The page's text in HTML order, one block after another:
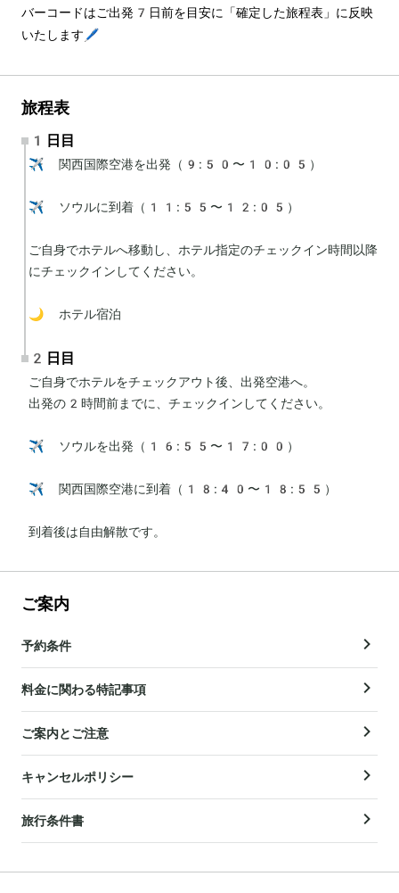
バーコードはご出発7日前を目安に「確定した旅程表」に反映
いたします🖊️
旅程表
1日目
✈️ 関西国際空港を出発（9:50〜10:05）
✈️ ソウルに到着（11:55〜12:05）
ご自身でホテルへ移動し、ホテル指定のチェックイン時間以降
にチェックインしてください。
🌙 ホテル宿泊
2日目
ご自身でホテルをチェックアウト後、出発空港へ。
出発の2時間前までに、チェックインしてください。
✈️ ソウルを出発（16:55〜17:00）
✈️ 関西国際空港に到着（18:40〜18:55）
到着後は自由解散です。
ご案内
予約条件
料金に関わる特記事項
ご案内とご注意
キャンセルポリシー
旅行条件書